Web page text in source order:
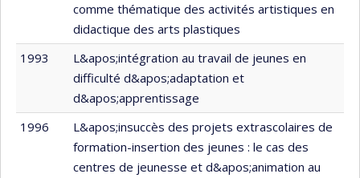
comme thématique des activités artistiques en
didactique des arts plastiques
1993
L&apos;intégration au travail de jeunes en
difficulté d&apos;adaptation et
d&apos;apprentissage
1996
L&apos;insuccès des projets extrascolaires de
formation-insertion des jeunes : le cas des
centres de jeunesse et d&apos;animation au